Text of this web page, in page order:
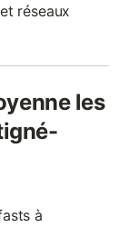
réseaux
les
à